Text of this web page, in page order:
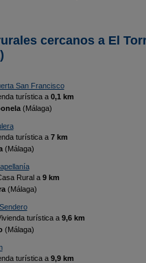
cercanos a El
San Francisco
turística a 0,1 km
(Málaga)
turística a 7 km
(Málaga)
Rural a 9 km
(Málaga)
turística a 9,6 km
(Málaga)
turística a 9,9 km